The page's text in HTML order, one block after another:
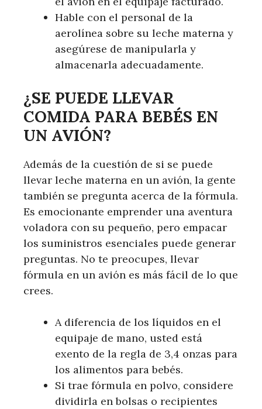
Hable con el personal de la
aerolínea sobre su leche materna y
asegúrese de manipularla y
almacenarla adecuadamente.
¿SE PUEDE LLEVAR
COMIDA PARA BEBÉS EN
UN AVIÓN?
Además de la cuestión de si se puede
llevar leche materna en un avión, la gente
también se pregunta acerca de la fórmula.
Es emocionante emprender una aventura
voladora con su pequeño, pero empacar
los suministros esenciales puede generar
preguntas. No te preocupes, llevar
fórmula en un avión es más fácil de lo que
crees.
A diferencia de los líquidos en el
equipaje de mano, usted está
exento de la regla de 3,4 onzas para
los alimentos para bebés.
Si trae fórmula en polvo, considere
dividirla en bolsas o recipientes